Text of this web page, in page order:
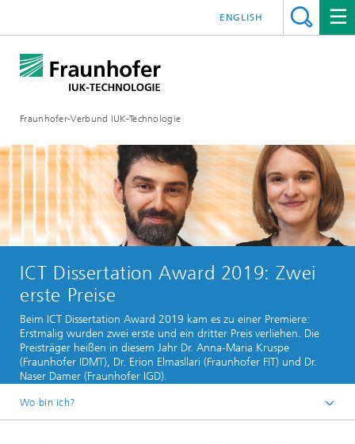
Fraunhofer-Verbund IUK-Technologie
ENGLISH
ICT Dissertation Award 2019: Zwei
erste Preise
Beim ICT Dissertation Award 2019 kam es zu einer Premiere:
Erstmalig wurden zwei erste und ein dritter Preis verliehen. Die
Preisträger heißen in diesem Jahr Dr. Anna-Maria Kruspe
(Fraunhofer IDMT), Dr. Erion Elmasllari (Fraunhofer FIT) und Dr.
Naser Damer (Fraunhofer IGD).
Wo bin ich?